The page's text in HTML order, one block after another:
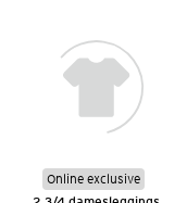
Online exclusive